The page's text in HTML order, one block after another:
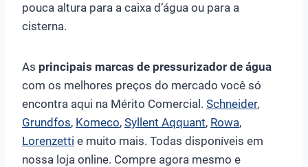
pouca altura para a caixa d’água ou para a
cisterna.
As principais marcas de pressurizador de água
com os melhores preços do mercado você só
encontra aqui na Mérito Comercial. Schneider,
Grundfos, Komeco, Syllent Aqquant, Rowa,
Lorenzetti e muito mais. Todas disponíveis em
nossa loja online. Compre agora mesmo e